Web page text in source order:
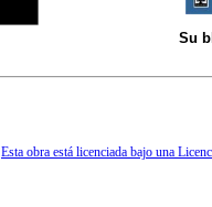
Su
Esta obra está licenciada bajo una